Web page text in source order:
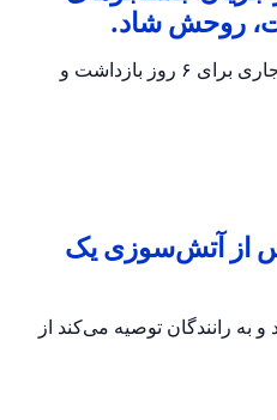
روحش شاد.
پلیس اسرائیل تأیید کرد که جسد الدار دایان پیدا شده است؛ دو مظنون در تحقیقات جاری برای ۶ روز بازداشت و
از آتش‌سوزی یک
می‌کند و به رانندگان توصیه می‌کند از